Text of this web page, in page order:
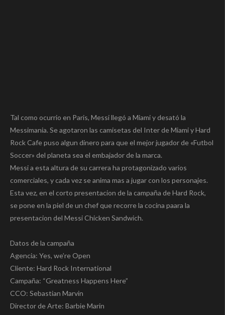
Tal como ocurrio en Paris, Messi llegó a Miami y desató la
Messimania. Se agotaron las camisetas del Inter de Miami y Hard
Rock Cafe puso algun dinero para que el mejor jugador de «Futbol
Soccer» del planeta sea el embajador de la marca.
Messi a esta altura de su carrera ha protagonizado varios
comerciales, y cada vez se anima mas a jugar con los personajes.
Esta vez, en el corto presentacion de la campaña de Hard Rock,
se pone en la piel de un chef que recorre la cocina paara la
presentacion del Messi Chicken Sandwich.
Datos de la campaña
Agencia: Yes, we’re Open
Cliente: Hard Rock International
Campaña: “Greatness Happens Here”
CCO: Sebastian Marvin
Director de Arte: Barbie Marin